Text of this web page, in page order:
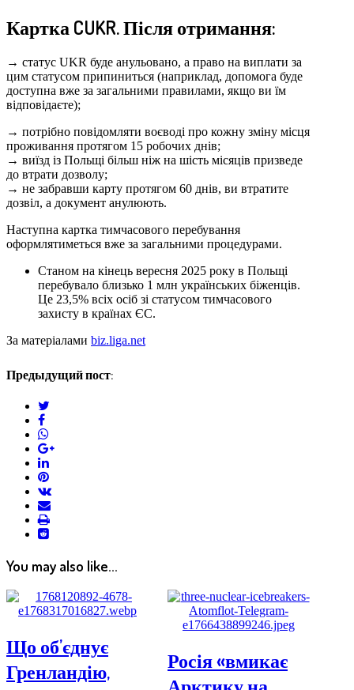
Картка CUKR. Після отримання:
→ статус UKR буде анульовано, а право на виплати за
цим статусом припиниться (наприклад, допомога буде
доступна вже за загальними правилами, якщо ви їм
відповідаєте);
→ потрібно повідомляти воєводі про кожну зміну місця
проживання протягом 15 робочих днів;
→ виїзд із Польщі більш ніж на шість місяців призведе
до втрати дозволу;
→ не забравши карту протягом 60 днів, ви втратите
дозвіл, а документ анулюють.
Наступна картка тимчасового перебування
оформлятиметься вже за загальними процедурами.
Станом на кінець вересня 2025 року в Польщі
перебувало близько 1 млн українських біженців.
Це 23,5% всіх осіб зі статусом тимчасового
захисту в країнах ЄС.
За матеріалами biz.liga.net
Предыдущий пост:
facebook
google+
linkedin
pinterest
vkontakte
email
print
reddit
reddit
You may also like...
Що об’єднує
Гренландію,
Росія «вмикає